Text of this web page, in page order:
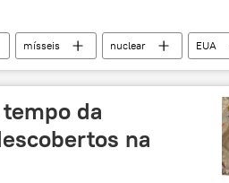
mísseis nuclear EUA
da
na